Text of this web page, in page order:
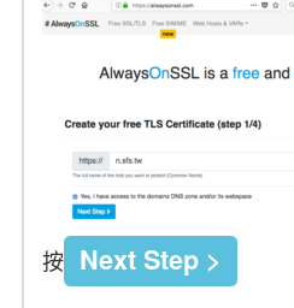
按 Next Step >